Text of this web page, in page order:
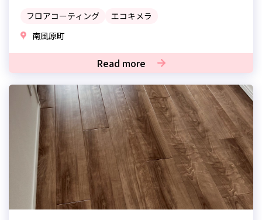
フロアコーティング
エコキメラ
南風原町
Read more